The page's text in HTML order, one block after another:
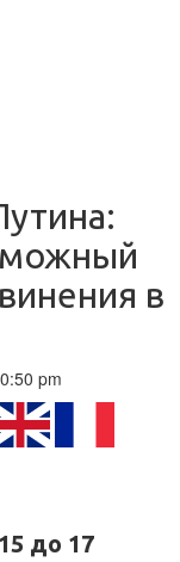
в
pm
до 17